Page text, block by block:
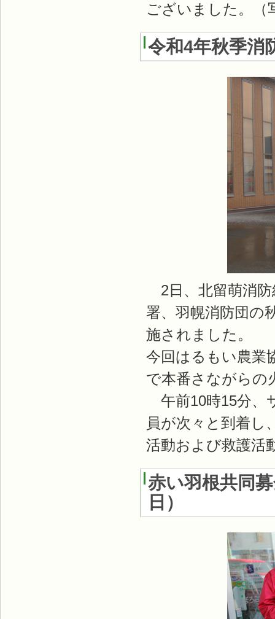
ございました。（
令和4年秋季消
2日、北留萌消防
署、羽幌消防団の
施されました。
今回はるもい農業
で本番さながらの
午前10時15分、
員が次々と到着し
活動および救護活
赤い羽根共同
日 ）